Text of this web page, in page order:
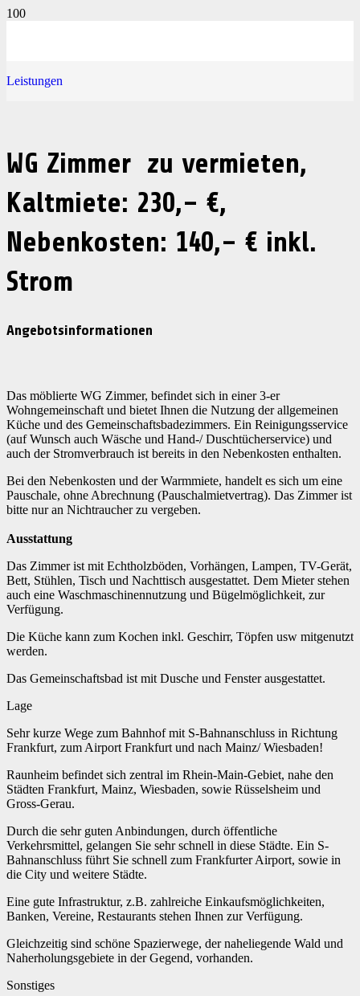
Leistungen
WG Zimmer zu vermieten,
Kaltmiete: 230,– €,
Nebenkosten: 140,– € inkl.
Strom
Angebotsinformationen
Das möblierte WG Zimmer, befindet sich in einer 3-er
Wohngemeinschaft und bietet Ihnen die Nutzung der allgemeinen
Küche und des Gemeinschaftsbadezimmers. Ein Reinigungsservice
(auf Wunsch auch Wäsche und Hand-/ Duschtücherservice) und
auch der Stromverbrauch ist bereits in den Nebenkosten enthalten.
Bei den Nebenkosten und der Warmmiete, handelt es sich um eine
Pauschale, ohne Abrechnung (Pauschalmietvertrag). Das Zimmer ist
bitte nur an Nichtraucher zu vergeben.
Ausstattung
Das Zimmer ist mit Echtholzböden, Vorhängen, Lampen, TV-Gerät,
Bett, Stühlen, Tisch und Nachttisch ausgestattet. Dem Mieter stehen
auch eine Waschmaschinennutzung und Bügelmöglichkeit, zur
Verfügung.
Die Küche kann zum Kochen inkl. Geschirr, Töpfen usw mitgenutzt
werden.
Das Gemeinschaftsbad ist mit Dusche und Fenster ausgestattet.
Lage
Sehr kurze Wege zum Bahnhof mit S-Bahnanschluss in Richtung
Frankfurt, zum Airport Frankfurt und nach Mainz/ Wiesbaden!
Raunheim befindet sich zentral im Rhein-Main-Gebiet, nahe den
Städten Frankfurt, Mainz, Wiesbaden, sowie Rüsselsheim und
Gross-Gerau.
Durch die sehr guten Anbindungen, durch öffentliche
Verkehrsmittel, gelangen Sie sehr schnell in diese Städte. Ein S-
Bahnanschluss führt Sie schnell zum Frankfurter Airport, sowie in
die City und weitere Städte.
Eine gute Infrastruktur, z.B. zahlreiche Einkaufsmöglichkeiten,
Banken, Vereine, Restaurants stehen Ihnen zur Verfügung.
Gleichzeitig sind schöne Spazierwege, der naheliegende Wald und
Naherholungsgebiete in der Gegend, vorhanden.
Sonstiges